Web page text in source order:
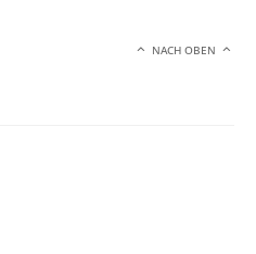
NACH OBEN